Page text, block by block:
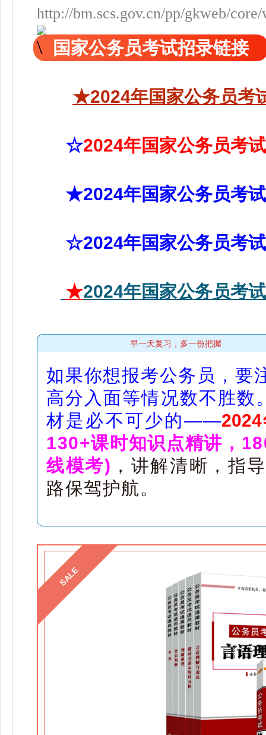
http://bm.scs.gov.cn/pp/gkweb/
国家公务员考试招录链接
★2024年国家公务员考
☆2024年国家公务员考
★2024年国家公务员考
☆2024年国家公务员考
★2024年国家公务员考
早一天复习，多一份把握
如果你想报考公务员，要
高分入面等情况数不胜数
材是必不可少的——
130+课时知识点精讲，
线模考) ，讲解清晰，指
路保驾护航。
SALE